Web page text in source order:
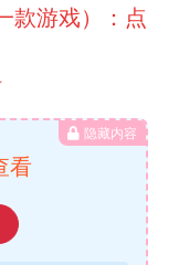
款游戏）：点
隐藏内容
看